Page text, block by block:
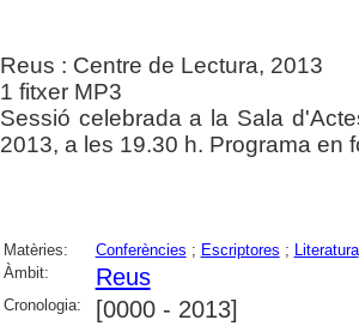
Reus : Centre de Lectura, 2013
1 fitxer MP3
Sessió celebrada a la Sala
2013, a les 19.30 h. Programa en
Matèries: Conferències ; Escriptores ; Literatura
Àmbit:
Reus
Cronologia: [0000 - 2013]